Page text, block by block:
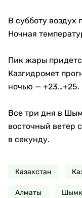
В субботу воздух
Ночная
Пик жары
Казгидромет
ночью — +23…+25.
Все три дня в
восточный ветер
в секунду.
Казахстан
Алматы